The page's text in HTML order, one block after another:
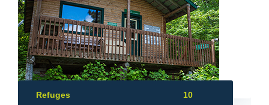
Refuges 10